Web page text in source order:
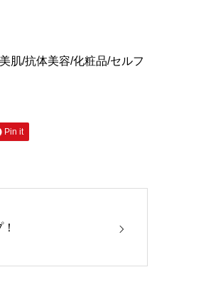
肌/抗体美容/化粧品/セルフ
Pin it